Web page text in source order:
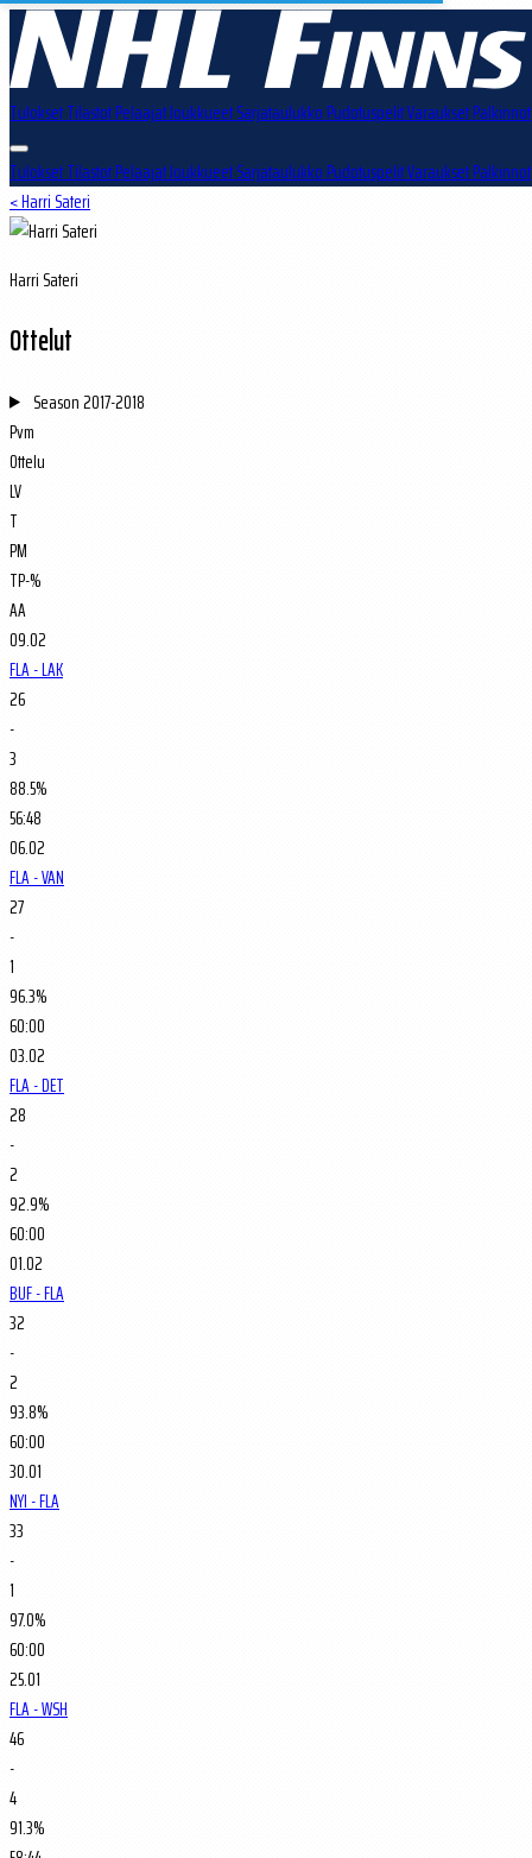
TuloksetTilastotPelaajatJoukkueetSarjataulukkoPudotuspelitVarauksetPalkinnot
TuloksetTilastotPelaajatJoukkueetSarjataulukkoPudotuspelitVarauksetPalkinnot
< Harri Sateri
Harri Sateri
Ottelut
Season2017-2018
Pvm
Ottelu
LV
T
PM
TP-%
AA
09.02
FLA - LAK
26
-
3
88.5%
56:48
06.02
FLA - VAN
27
-
1
96.3%
60:00
03.02
FLA - DET
28
-
2
92.9%
60:00
01.02
BUF - FLA
32
-
2
93.8%
60:00
30.01
NYI - FLA
33
-
1
97.0%
60:00
25.01
FLA - WSH
46
-
4
91.3%